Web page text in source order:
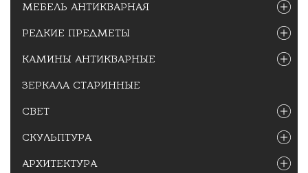
МЕБЕЛЬ АНТИКВАРНАЯ
РЕДКИЕ ПРЕДМЕТЫ
КАМИНЫ АНТИКВАРНЫЕ
ЗЕРКАЛА СТАРИННЫЕ
СВЕТ
СКУЛЬПТУРА
АРХИТЕКТУРА